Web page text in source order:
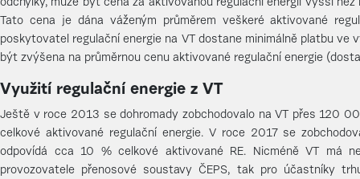
odchylky, může být cena za aktivovanou regulační energii vyšší
Tato cena je dána váženým průměrem veškeré aktivované
poskytovatel regulační energie na VT dostane minimálně platbu ve
být zvýšena na průměrnou cenu aktivované regulační energie
Využití regulační energie z VT
Ještě v roce 2013 se dohromady zobchodovalo na VT přes 120
celkové aktivované regulační energie. V roce 2017 se
odpovídá cca 10 % celkové aktivované RE. Nicméně VT má
provozovatele přenosové soustavy ČEPS, tak pro účastníky